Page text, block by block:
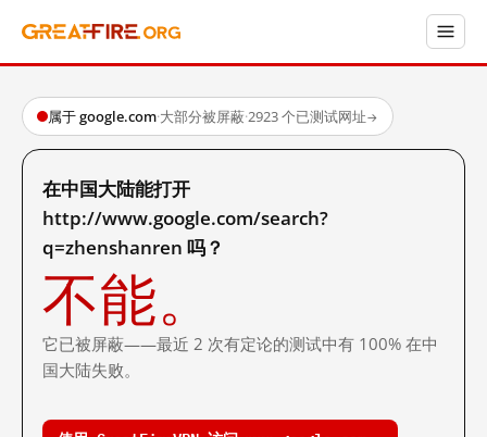
属于 google.com·大部分被屏蔽·2923 个已测试网址→
在中国大陆能打开
http://www.google.com/search?
q=zhenshanren 吗？
不能。
它已被屏蔽——最近 2 次有定论的测试中有 100% 在中
国大陆失败。